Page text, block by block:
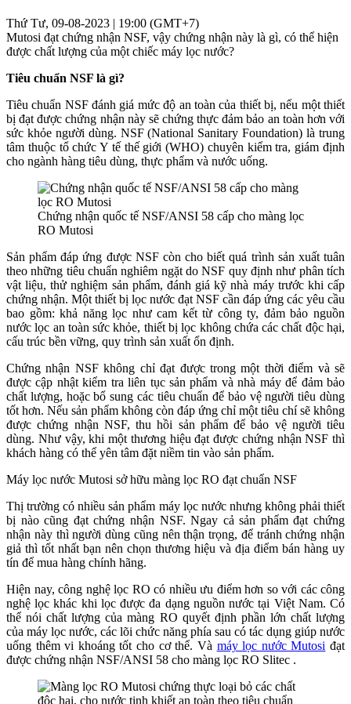
Thứ Tư, 09-08-2023 | 19:00 (GMT+7)
Mutosi đạt chứng nhận NSF, vậy chứng nhận này là gì, có thể hiện
được chất lượng của một chiếc máy lọc nước?
Tiêu chuẩn NSF là gì?
Tiêu chuẩn NSF đánh giá mức độ an toàn của thiết bị, nếu một thiết
bị đạt được chứng nhận này sẽ chứng thực đảm bảo an toàn hơn với
sức khỏe người dùng. NSF (National Sanitary Foundation) là trung
tâm thuộc tổ chức Y tế thế giới (WHO) chuyên kiểm tra, giám định
cho ngành hàng tiêu dùng, thực phẩm và nước uống.
Chứng nhận quốc tế NSF/ANSI 58 cấp cho màng lọc
RO Mutosi
Sản phẩm đáp ứng được NSF còn cho biết quá trình sản xuất tuân
theo những tiêu chuẩn nghiêm ngặt do NSF quy định như phân tích
vật liệu, thử nghiệm sản phẩm, đánh giá kỹ nhà máy trước khi cấp
chứng nhận. Một thiết bị lọc nước đạt NSF cần đáp ứng các yêu cầu
bao gồm: khả năng lọc như cam kết từ công ty, đảm bảo nguồn
nước lọc an toàn sức khỏe, thiết bị lọc không chứa các chất độc hại,
cấu trúc bền vững, quy trình sản xuất ổn định.
Chứng nhận NSF không chỉ đạt được trong một thời điểm và sẽ
được cập nhật kiểm tra liên tục sản phẩm và nhà máy để đảm bảo
chất lượng, hoặc bổ sung các tiêu chuẩn để bảo vệ người tiêu dùng
tốt hơn. Nếu sản phẩm không còn đáp ứng chỉ một tiêu chí sẽ không
được chứng nhận NSF, thu hồi sản phẩm để bảo vệ người tiêu
dùng. Như vậy, khi một thương hiệu đạt được chứng nhận NSF thì
khách hàng có thể yên tâm đặt niềm tin vào sản phẩm.
Máy lọc nước Mutosi sở hữu màng lọc RO đạt chuẩn NSF
Thị trường có nhiều sản phẩm máy lọc nước nhưng không phải thiết
bị nào cũng đạt chứng nhận NSF. Ngay cả sản phẩm đạt chứng
nhận này thì người dùng cũng nên thận trọng, để tránh chứng nhận
giả thì tốt nhất bạn nên chọn thương hiệu và địa điểm bán hàng uy
tín để mua hàng chính hãng.
Hiện nay, công nghệ lọc RO có nhiều ưu điểm hơn so với các công
nghệ lọc khác khi lọc được đa dạng nguồn nước tại Việt Nam. Có
thể nói chất lượng của màng RO quyết định phần lớn chất lượng
của máy lọc nước, các lõi chức năng phía sau có tác dụng giúp nước
uống thêm vi khoáng tốt cho cơ thể. Và máy lọc nước Mutosi đạt
được chứng nhận NSF/ANSI 58 cho màng lọc RO Slitec .